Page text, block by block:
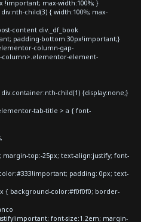
!important; max-width:100%; }
child(3) { width:100%; max-
content div._df_book
padding-bottom:30px!important;}
column-gap-
element-
child(1) {display:none;}
tab-title > a { font-
top:-25px; text-align:justify; font-
padding: 0px; text-
{ background-color:#f0f0f0; border-
font-size:1.2em; margin-